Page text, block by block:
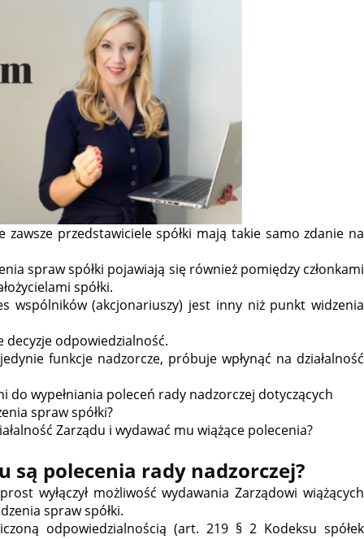
przedstawiciele spółki mają takie samo zdanie na
spraw spółki pojawiają się również pomiędzy członkami
spółki.
wspólników (akcjonariuszy) jest inny niż punkt widzenia
decyzje odpowiedzialność.
funkcje nadzorcze, próbuje wpłynąć na działalność
do wypełniania poleceń rady nadzorczej dotyczących
spraw spółki?
Zarządu i wydawać mu wiążące polecenia?
są polecenia rady nadzorczej?
wyłączył możliwość wydawania Zarządowi wiążących
spraw spółki.
odpowiedzialnością (art. 219 § 2 Kodeksu spółek